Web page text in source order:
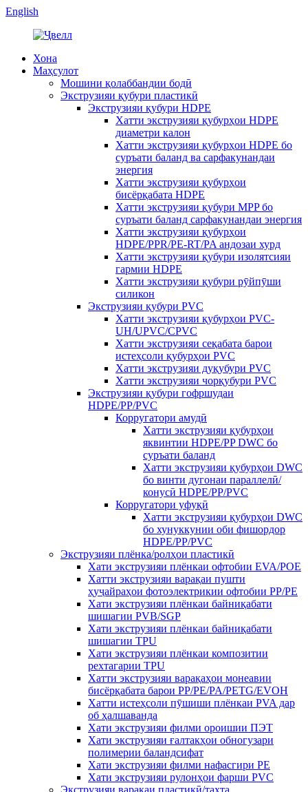
English
Хона
Маҳсулот
Мошини қолаббандии бодӣ
Экструзияи қубури пластикӣ
Экструзияи қубури HDPE
Хатти экструзияи қубурҳои HDPE
диаметри калон
Хатти экструзияи қубурҳои HDPE бо
суръати баланд ва сарфакунандаи
энергия
Хатти экструзияи қубурҳои
бисёрқабата HDPE
Хатти экструзияи қубури MPP бо
суръати баланд сарфакунандаи энергия
Хатти экструзияи қубурҳои
HDPE/PPR/PE-RT/PA андозаи хурд
Хатти экструзияи қубури изолятсияи
гармии HDPE
Хатти экструзияи қубури рӯйпӯши
силикон
Экструзияи қубури PVC
Хатти экструзияи қубурҳои PVC-
UH/UPVC/CPVC
Хатти экструзияи сеқабата барои
истеҳсоли қубурҳои PVC
Хатти экструзияи дуқубури PVC
Хатти экструзияи чорқубури PVC
Экструзияи қубури гофршудаи
HDPE/PP/PVC
Корругатори амудӣ
Хатти экструзияи қубурҳои
яквинтии HDPE/PP DWC бо
суръати баланд
Хатти экструзияи қубурҳои DWC
бо винти дугонаи параллелӣ/
конусӣ HDPE/PP/PVC
Корругатори уфуқӣ
Хатти экструзияи қубурҳои DWC
бо хунуккунии оби фишордор
HDPE/PP/PVC
Экструзияи плёнка/ролҳои пластикӣ
Хати экструзияи плёнкаи офтобии EVA/POE
Хатти экструзияи варақаи пушти
ҳуҷайраҳои фотоэлектрикии офтобии PP/PE
Хати экструзияи плёнкаи байниқабати
шишагии PVB/SGP
Хати экструзияи плёнкаи байниқабати
шишагии TPU
Хати экструзияи плёнкаи композитии
рехтагарии TPU
Хатти экструзияи варақаҳои монеавии
бисёрқабата барои PP/PE/PA/PETG/EVOH
Хатти истеҳсоли пӯшиши плёнкаи PVA дар
об ҳалшаванда
Хати экструзияи филми ороишии ПЭТ
Хати экструзияи ғалтакҳои обногузари
полимерии баландсифат
Хати экструзияи филми нафасгири PE
Хати экструзияи рулонҳои фарши PVC
Экструзияи варақаи пластикӣ/тахта